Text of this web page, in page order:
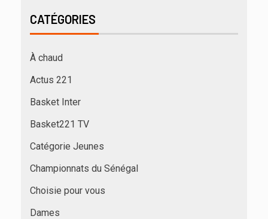
CATÉGORIES
À chaud
Actus 221
Basket Inter
Basket221 TV
Catégorie Jeunes
Championnats du Sénégal
Choisie pour vous
Dames